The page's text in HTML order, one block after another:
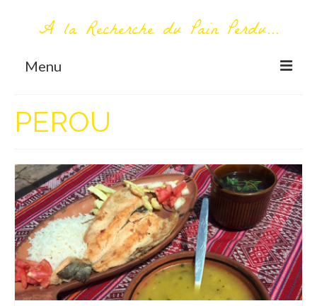
A la Recherche du Pain Perdu...
Menu
Première visite – A propos
Me contacter
AUTOUR DU MONDE
AFRIQUE
La Réunion
AMERIQUE DU SUD
PEROU